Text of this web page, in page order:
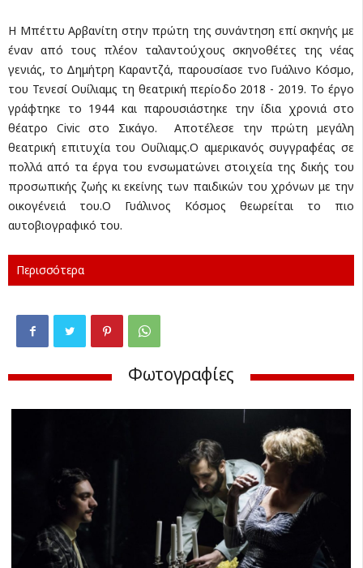
Η Μπέττυ Αρβανίτη στην πρώτη της συνάντηση επί σκηνής με
έναν από τους πλέον ταλαντούχους σκηνοθέτες της νέας
γενιάς, το Δημήτρη Καραντζά, παρουσίασε τνο Γυάλινο Κόσμο,
του Τενεσί Ουίλιαμς τη θεατρική περίοδο 2018 - 2019. Το έργο
γράφτηκε το 1944 και παρουσιάστηκε την ίδια χρονιά στο
θέατρο Civic στο Σικάγο. Αποτέλεσε την πρώτη μεγάλη
θεατρική επιτυχία του Ουίλιαμς.Ο αμερικανός συγγραφέας σε
πολλά από τα έργα του ενσωματώνει στοιχεία της δικής του
προσωπικής ζωής κι εκείνης των παιδικών του χρόνων με την
οικογένειά του.Ο Γυάλινος Κόσμος θεωρείται το πιο
αυτοβιογραφικό του.
Περισσότερα
Φωτογραφίες